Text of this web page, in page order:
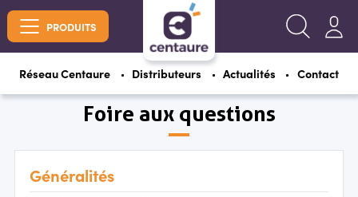
PRODUITS
Réseau Centaure Distributeurs Actualités Contact
Foire aux questions
Généralités